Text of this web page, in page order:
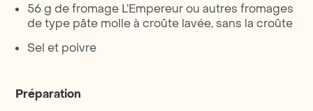
56 g de fromage L’Empereur ou autres fromages
de type pâte molle à croûte lavée, sans la croûte
Sel et poivre
Préparation